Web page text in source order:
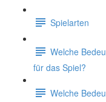
Spielarten
Welche
für das Spiel?
Welche